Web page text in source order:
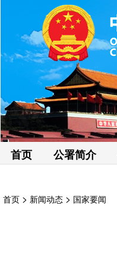
首页 公署简介
首页 > 新闻动态 > 国家要闻